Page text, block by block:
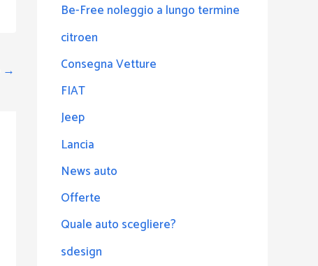
→
Be-Free noleggio a lungo termine
citroen
Consegna Vetture
FIAT
Jeep
Lancia
News auto
Offerte
Quale auto scegliere?
sdesign